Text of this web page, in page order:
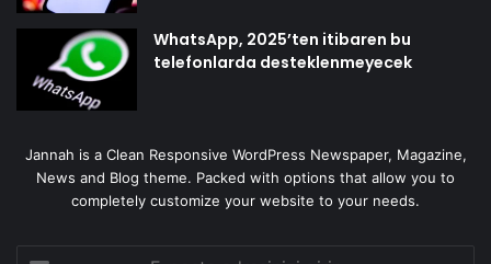
WhatsApp, 2025’ten itibaren bu
telefonlarda desteklenmeyecek
Jannah is a Clean Responsive WordPress Newspaper, Magazine,
News and Blog theme. Packed with options that allow you to
completely customize your website to your needs.